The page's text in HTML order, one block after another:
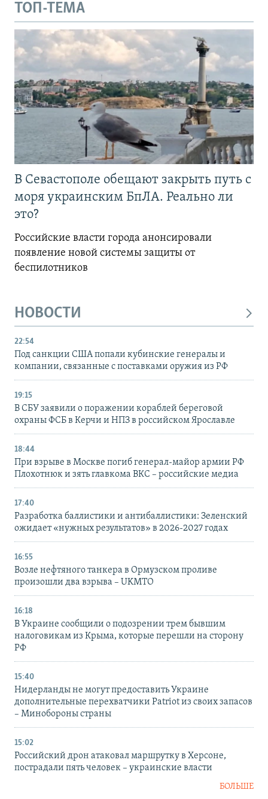
ТОП-ТЕМА
В Севастополе обещают закрыть путь с
моря украинским БпЛА. Реально ли
это?
Российские власти города анонсировали
появление новой системы защиты от
беспилотников
НОВОСТИ
22:54
Под санкции США попали кубинские генералы и
компании, связанные с поставками оружия из РФ
19:15
В СБУ заявили о поражении кораблей береговой
охраны ФСБ в Керчи и НПЗ в российском Ярославле
18:44
При взрыве в Москве погиб генерал-майор армии РФ
Плохотнюк и зять главкома ВКС – российские медиа
17:40
Разработка баллистики и антибаллистики: Зеленский
ожидает «нужных результатов» в 2026-2027 годах
16:55
Возле нефтяного танкера в Ормузском проливе
произошли два взрыва – UKMTO
16:18
В Украине сообщили о подозрении трем бывшим
налоговикам из Крыма, которые перешли на сторону
РФ
15:40
Нидерланды не могут предоставить Украине
дополнительные перехватчики Patriot из своих запасов
– Минобороны страны
15:02
Российский дрон атаковал маршрутку в Херсоне,
пострадали пять человек – украинские власти
БОЛЬШЕ